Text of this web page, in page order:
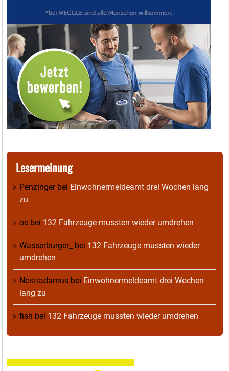
Lesermeinung
Penzingerbei Einwohnermeldeamt drei Wochen lang
zu
oe bei 132 Fahrzeuge mussten wieder umdrehen
Wasserburger_ bei 132 Fahrzeuge mussten wieder
umdrehen
Nostradamus bei Einwohnermeldeamt drei Wochen
lang zu
fish bei 132 Fahrzeuge mussten wieder umdrehen